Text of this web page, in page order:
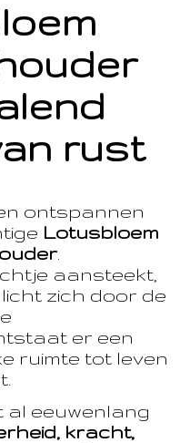
rust
ontspannen
Lotusbloem
.
aansteekt,
zich door de
er een
ruimte tot leven
eeuwenlang
kracht,